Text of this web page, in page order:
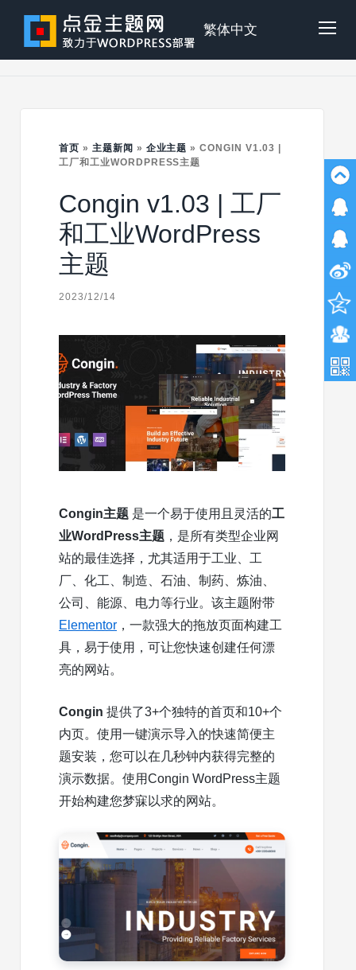
content
点
主
题
繁体中文
首页 » 主题新闻 » 企业主题 »CONGIN V1.03 |
工厂和工业WORDPRESS主题
Congin v1.03 | 工厂
和工业WordPress
主题
2023/12/14
Congin主题 是一个易于使用且灵活的工
业WordPress主题 ，是所有类型企业网
站的最佳选择，尤其适用于工业、工
厂、化工、制造、石油、制药、炼油、
公司、能源、电力等行业。该主题附带
Elementor ，一款强大的拖放页面构建工
具，易于使用，可让您快速创建任何漂
亮的网站。
Congin 提供了3+个独特的首页和10+个
内页。使用一键演示导入的快速简便主
题安装，您可以在几秒钟内获得完整的
演示数据。使用Congin WordPress主题
开始构建您梦寐以求的网站。